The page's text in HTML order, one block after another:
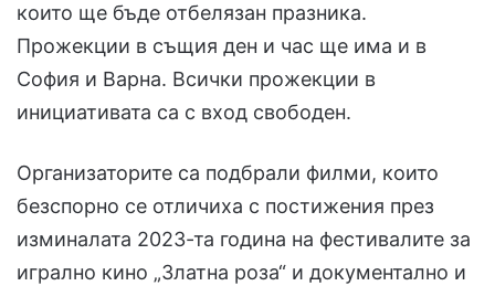
които ще бъде отбелязан празника.
Прожекции в същия ден и час ще има и в
София и Варна. Всички прожекции в
инициативата са с вход свободен.
Организаторите са подбрали филми, които
безспорно се отличиха с постижения през
изминалата 2023-та година на фестивалите за
игрално кино „Златна роза“ и документално и